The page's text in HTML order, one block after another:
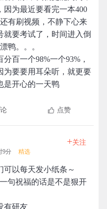
因为最近要看完一本400
有刷视频，不静下心来
就要考试了，时间进入倒
鸭。。。
百一个98%一个93%，
为要要用耳朵听，就更要
是开心的一天鸭
点赞
9分 精选
+关注
可以每天发小纸条～
句祝福的话是不是狠开
有研友